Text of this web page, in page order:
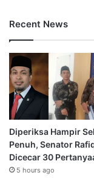
Recent News
Diperiksa Hampir
Penuh, Senator
Dicecar 30
5 hours ago